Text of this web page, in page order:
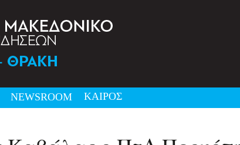
NEWSRΟΟΜ ΚΑΙΡΟΣ